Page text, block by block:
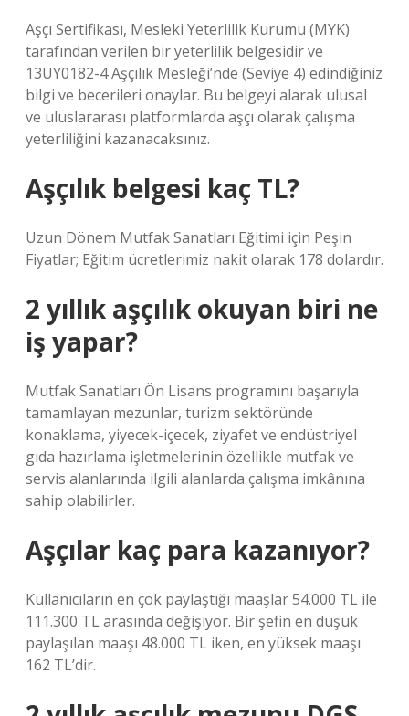
Aşçı Sertifikası, Mesleki Yeterlilik Kurumu (MYK)
tarafından verilen bir yeterlilik belgesidir ve
13UY0182-4 Aşçılık Mesleği’nde (Seviye 4) edindiğiniz
bilgi ve becerileri onaylar. Bu belgeyi alarak ulusal
ve uluslararası platformlarda aşçı olarak çalışma
yeterliliğini kazanacaksınız.
Aşçılık belgesi kaç TL?
Uzun Dönem Mutfak Sanatları Eğitimi için Peşin
Fiyatlar; Eğitim ücretlerimiz nakit olarak 178 dolardır.
2 yıllık aşçılık okuyan biri ne
iş yapar?
Mutfak Sanatları Ön Lisans programını başarıyla
tamamlayan mezunlar, turizm sektöründe
konaklama, yiyecek-içecek, ziyafet ve endüstriyel
gıda hazırlama işletmelerinin özellikle mutfak ve
servis alanlarında ilgili alanlarda çalışma imkânına
sahip olabilirler.
Aşçılar kaç para kazanıyor?
Kullanıcıların en çok paylaştığı maaşlar 54.000 TL ile
111.300 TL arasında değişiyor. Bir şefin en düşük
paylaşılan maaşı 48.000 TL iken, en yüksek maaşı
162 TL’dir.